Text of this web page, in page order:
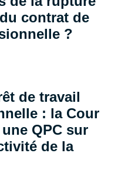
contrat de
?
de travail
: la Cour
QPC sur
de la